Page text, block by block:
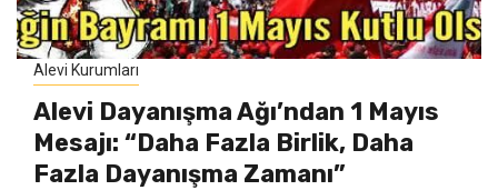
Alevi Kurumları
Alevi Dayanışma Ağı’ndan 1 Mayıs
Mesajı: “Daha Fazla Birlik, Daha
Fazla Dayanışma Zamanı”